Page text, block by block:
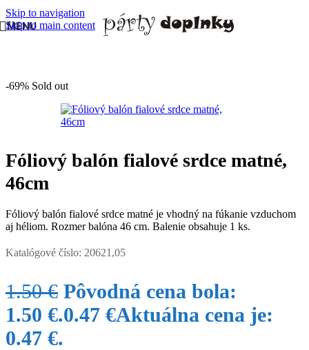
Skip to navigation
Skip to main content
MENU
Fóliové balóny veľké
-69% Sold out
Fóliový balón fialové srdce matné,
46cm
Fóliový balón fialové srdce matné je vhodný na fúkanie vzduchom
aj héliom. Rozmer balóna 46 cm. Balenie obsahuje 1 ks.
Katalógové číslo: 20621,05
1.50€ Pôvodná cena bola:
1.50 €.0.47 €Aktuálna cena je:
0.47 €.